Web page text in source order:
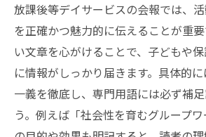
放課後等デイサービスの会報では、
を正確かつ魅力的に伝えることが重
い文章を心がけることで、子どもや
に情報がしっかり届きます。具体的
一義を徹底し、専門用語には必ず補
う。例えば「社会性を育むグループ